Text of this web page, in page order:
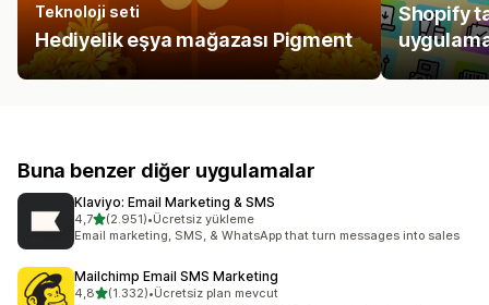
Teknoloji seti
Hediyelik eşya mağazası Pigment
Shopify
Buna benzer diğer uygulamalar
Klaviyo: Email Marketing & SMS
4,75 yıldız üzerinden
(2.951)
toplam 2951 değerlendirme
•Ücretsiz yükleme
Email marketing, SMS, & WhatsApp that turn messages into sales
Mailchimp Email SMS Marketing
4,85 yıldız üzerinden
(1.332)
toplam 1332 değerlendirme
•Ücretsiz plan mevcut